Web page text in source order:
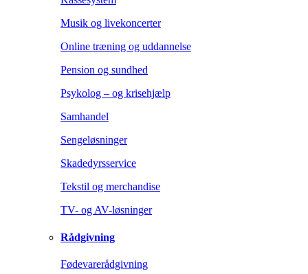
Musik og livekoncerter
Online træning og uddannelse
Pension og sundhed
Psykolog – og krisehjælp
Samhandel
Sengeløsninger
Skadedyrsservice
Tekstil og merchandise
TV- og AV-løsninger
Rådgivning
Fødevarerådgivning